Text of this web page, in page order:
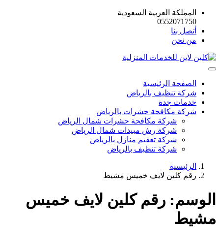
المملكة العربية السعودية
0552071750
أتصل بنا
من نحن
الصفحة الرئيسية
شركة تنظيف بالرياض
خدمات جدة
شركة مكافحة حشرات بالرياض
شركة مكافحة حشرات شمال الرياض
شركة رش مبيدات شمال الرياض
شركة تعقيم منازل بالرياض
شركة تنظيف بالرياض
الرئيسية
رقم كلين لايف خميس مشيط
الوسم: رقم كلين لايف خميس
مشيط